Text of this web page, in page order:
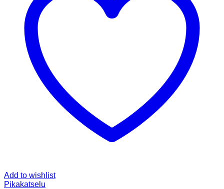
Add to wishlist
Pikakatselu